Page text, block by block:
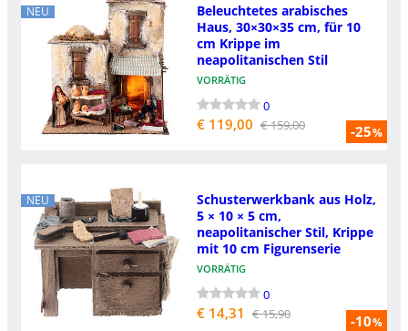
NEU
-25%
Beleuchtetes arabisches
Haus, 30×30×35 cm, für 10
cm Krippe im
neapolitanischen Stil
VORRÄTIG
0
€ 119,00 € 159,00
NEU
-10%
Schusterwerkbank aus Holz,
5 × 10 × 5 cm,
neapolitanischer Stil, Krippe
mit 10 cm Figurenserie
VORRÄTIG
0
€ 14,31 € 15,90